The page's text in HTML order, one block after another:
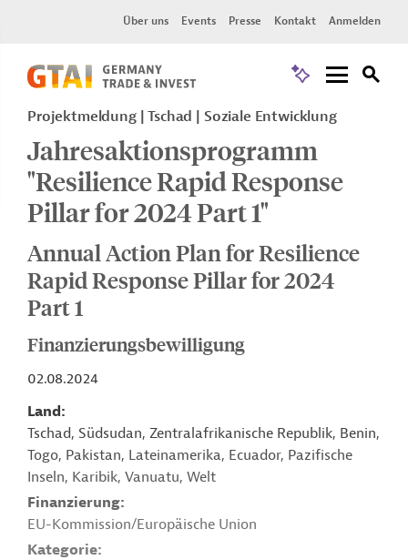
Über uns Events Presse Kontakt Anmelden
Projektmeldung Tschad Soziale Entwicklung
Jahresaktionsprogramm
"Resilience Rapid Response
Pillar for 2024 Part 1"
Annual Action Plan for Resilience
Rapid Response Pillar for 2024
Part 1
Finanzierungsbewilligung
02.08.2024
Land
Tschad, Südsudan, Zentralafrikanische Republik, Benin,
Togo, Pakistan, Lateinamerika, Ecuador, Pazifische
Inseln, Karibik, Vanuatu, Welt
Finanzierung
EU-Kommission/Europäische Union
Kategorie